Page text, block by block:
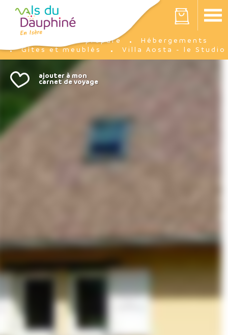
Votre panier est vide
Je prépare
Hébergements
Gîtes et meublés
Villa Aosta - le Studio
Panneau de gestion des cookies